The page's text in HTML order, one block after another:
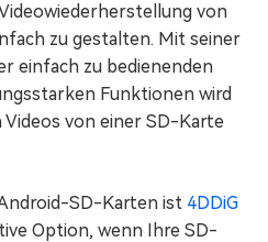
von
zu gestalten. Mit seiner
einfach zu bedienenden
Funktionen wird
von einer SD-Karte
SD-Karten ist 4DDiG
Option, wenn Ihre SD-